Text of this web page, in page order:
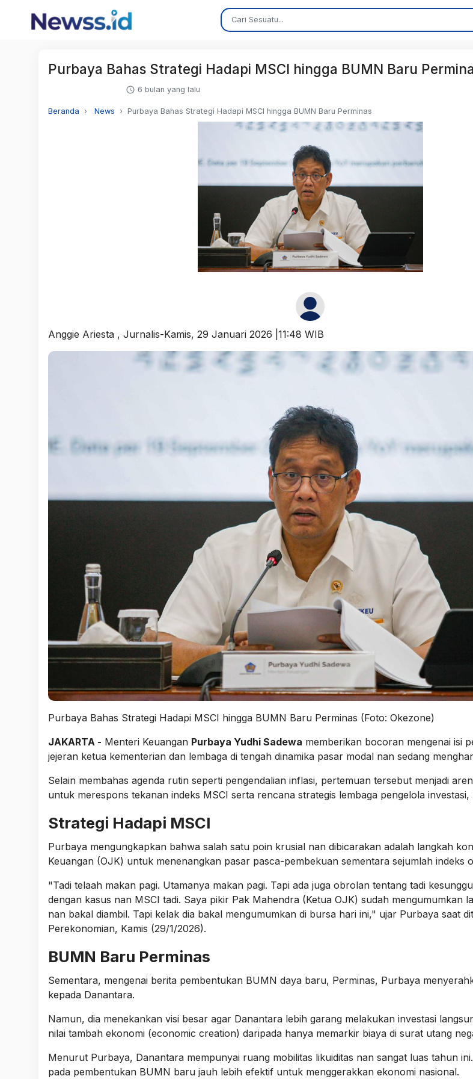
Purbaya Bahas Strategi Hadapi MSCI hingga BUMN Baru
6 bulan yang lalu
Beranda News Purbaya Bahas Strategi Hadapi MSCI hingga BUMN Baru Perminas
Anggie Ariesta , Jurnalis-Kamis, 29 Januari 2026 |11:48 WIB
Purbaya Bahas Strategi Hadapi MSCI hingga BUMN Baru Perminas (Foto: Okezone)
JAKARTA - Menteri Keuangan Purbaya Yudhi Sadewa memberikan bocoran mengenai isi
jejeran ketua kementerian dan lembaga di tengah dinamika pasar modal nan sedang
Selain membahas agenda rutin seperti pengendalian inflasi, pertemuan tersebut menjadi
untuk merespons tekanan indeks MSCI serta rencana strategis lembaga pengelola investasi,
Strategi Hadapi MSCI
Purbaya mengungkapkan bahwa salah satu poin krusial nan dibicarakan adalah langkah
Keuangan (OJK) untuk menenangkan pasar pasca-pembekuan sementara sejumlah indeks
"Tadi telaah makan pagi. Utamanya makan pagi. Tapi ada juga obrolan tentang tadi
dengan kasus nan MSCI tadi. Saya pikir Pak Mahendra (Ketua OJK) sudah mengumumkan
nan bakal diambil. Tapi kelak dia bakal mengumumkan di bursa hari ini," ujar Purbaya saat
Perekonomian, Kamis (29/1/2026).
BUMN Baru Perminas
Sementara, mengenai berita pembentukan BUMN daya baru, Perminas, Purbaya
kepada Danantara.
Namun, dia menekankan visi besar agar Danantara lebih garang melakukan investasi
nilai tambah ekonomi (economic creation) daripada hanya memarkir biaya di surat utang
Menurut Purbaya, Danantara mempunyai ruang mobilitas likuiditas nan sangat luas tahun
pada pembentukan BUMN baru jauh lebih efektif untuk menggerakkan ekonomi nasional.